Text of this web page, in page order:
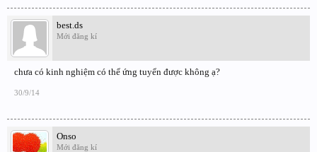
best.ds
Mới đăng kí
chưa có kinh nghiệm có thể ứng tuyển được không ạ?
30/9/14
Onso
Mới đăng kí